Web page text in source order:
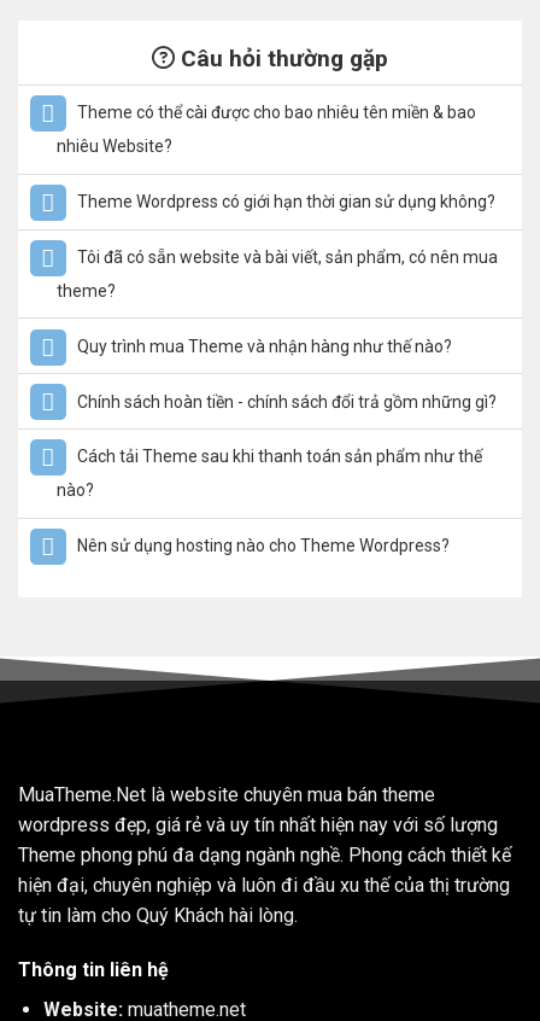
Câu hỏi thường gặp
Theme có thể cài được cho bao nhiêu tên miền & bao
nhiêu Website?
Theme Wordpress có giới hạn thời gian sử dụng không?
Tôi đã có sẵn website và bài viết, sản phẩm, có nên mua
theme?
Quy trình mua Theme và nhận hàng như thế nào?
Chính sách hoàn tiền - chính sách đổi trả gồm những gì?
Cách tải Theme sau khi thanh toán sản phẩm như thế
nào?
Nên sử dụng hosting nào cho Theme Wordpress?
MuaTheme.Net là website chuyên mua bán theme
wordpress đẹp, giá rẻ và uy tín nhất hiện nay với số lượng
Theme phong phú đa dạng ngành nghề. Phong cách thiết kế
hiện đại, chuyên nghiệp và luôn đi đầu xu thế của thị trường
tự tin làm cho Quý Khách hài lòng.
Thông tin liên hệ
Website: muatheme.net